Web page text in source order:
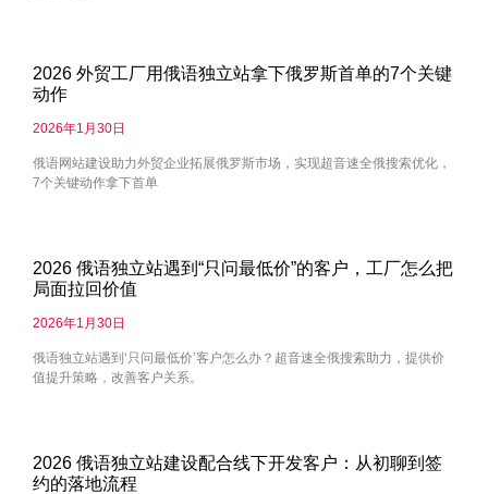
2026 外贸工厂用俄语独立站拿下俄罗斯首单的7个关键
动作
2026年1月30日
俄语网站建设助力外贸企业拓展俄罗斯市场，实现超音速全俄搜索优化，
7个关键动作拿下首单
2026 俄语独立站遇到“只问最低价”的客户，工厂怎么把
局面拉回价值
2026年1月30日
俄语独立站遇到‘只问最低价’客户怎么办？超音速全俄搜索助力，提供价
值提升策略，改善客户关系。
2026 俄语独立站建设配合线下开发客户：从初聊到签
约的落地流程